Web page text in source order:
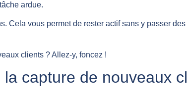
ardue.
Cela vous permet de rester actif sans y passer
clients ? Allez-y, foncez !
capture de nouveaux